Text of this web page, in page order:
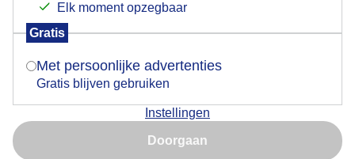
Elk moment opzegbaar
Gratis
Met persoonlijke advertenties
Gratis blijven gebruiken
Instellingen
Doorgaan
Door: ben Saanen
Is goed, toon de popup
Nu niet, misschien later